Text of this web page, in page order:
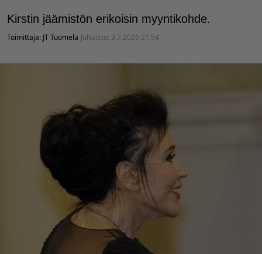
Kirstin jäämistön erikoisin myyntikohde.
Toimittaja: JT Tuomela Julkaistu: 3.7.2026 21:54